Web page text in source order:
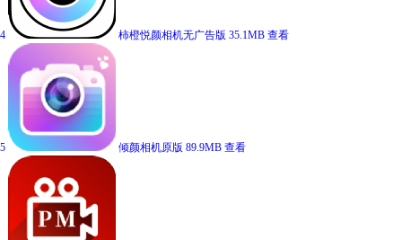
4 柿橙悦颜相机无广告版 35.1MB 查看
5 倾颜相机原版 89.9MB 查看